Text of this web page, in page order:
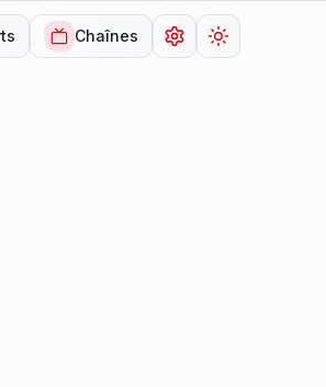
Chaînes Ouvrir lesChanger de